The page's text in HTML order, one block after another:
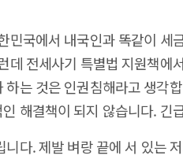
민국에서 내국인과 똑같이 세
데 전세사기 특별법 지원책에
하는 것은 인권침해라고 생각
해결책이 되지 않습니다. 긴
니다. 제발 벼랑 끝에 서 있는